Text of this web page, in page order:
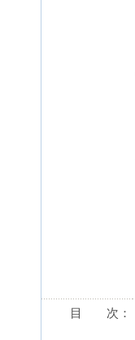
目 次：